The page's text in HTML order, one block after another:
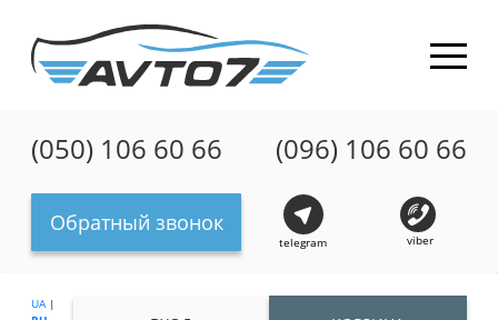
(050) 106 60 66 (096) 106 60 66
Обратный звонок
telegram viber
UA|